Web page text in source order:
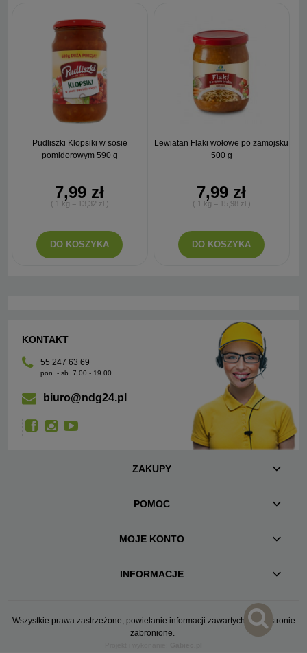
Pudliszki Klopsiki w sosie
pomidorowym 590 g
7,99 zł
( 1 kg = 13,32 zł )
DO KOSZYKA
Lewiatan Flaki wołowe po zamojsku
500 g
7,99 zł
( 1 kg = 15,98 zł )
DO KOSZYKA
KONTAKT
55 247 63 69
pon. - sb. 7.00 - 19.00
biuro@ndg24.pl
ZAKUPY
POMOC
MOJE KONTO
INFORMACJE
Wszystkie prawa zastrzeżone, powielanie informacji zawartych na tej stronie
zabronione.